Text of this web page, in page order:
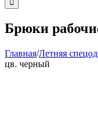
Брюки
Главная/Летняя
цв. черный